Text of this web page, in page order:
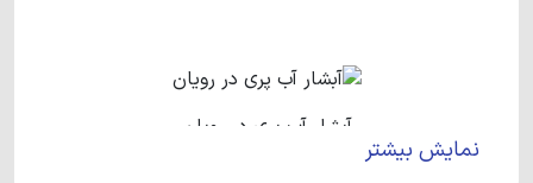
آبشار آب پری در رویان
نمایش بیشتر